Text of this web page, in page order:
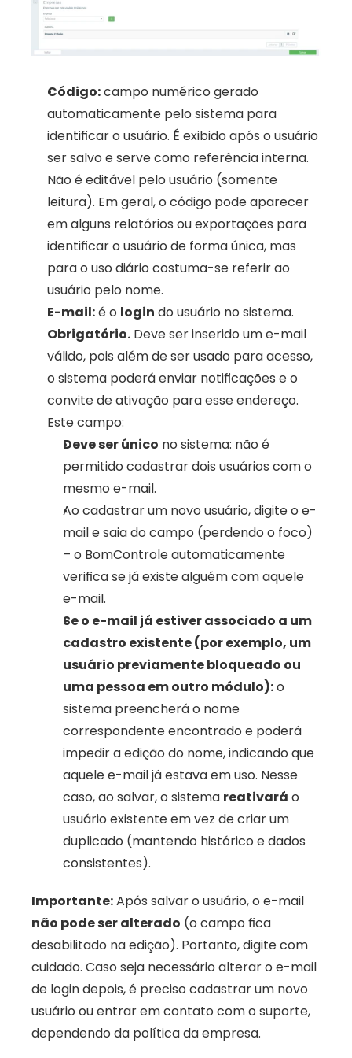
Código: campo numérico gerado
automaticamente pelo sistema para
identificar o usuário. É exibido após o usuário
ser salvo e serve como referência interna.
Não é editável pelo usuário (somente
leitura). Em geral, o código pode aparecer
em alguns relatórios ou exportações para
identificar o usuário de forma única, mas
para o uso diário costuma-se referir ao
usuário pelo nome.
E-mail: é o login
Obrigatório. Deve ser inserido um e-mail
válido, pois além de ser usado para acesso,
o sistema poderá enviar notificações e o
convite de ativação para esse endereço.
Este campo:
Deve ser único no sistema: não é
permitido cadastrar dois usuários com o
mesmo e-mail.
Ao cadastrar um novo usuário, digite o e-
mail e saia do campo (perdendo o foco)
– o BomControle automaticamente
verifica se já existe alguém com aquele
e-mail.
Se o e-mail já estiver associado a um
cadastro existente (por exemplo, um
usuário previamente bloqueado ou
uma pessoa em outro módulo): o
sistema preencherá o nome
correspondente encontrado e poderá
impedir a edição do nome, indicando que
aquele e-mail já estava em uso. Nesse
caso, ao salvar, o sistema reativará o
usuário existente em vez de criar um
duplicado (mantendo histórico e dados
consistentes).
Importante:
não pode ser alterado (o campo fica
desabilitado na edição). Portanto, digite com
cuidado. Caso seja necessário alterar o e-mail
de login depois, é preciso cadastrar um novo
usuário ou entrar em contato com o suporte,
dependendo da política da empresa.